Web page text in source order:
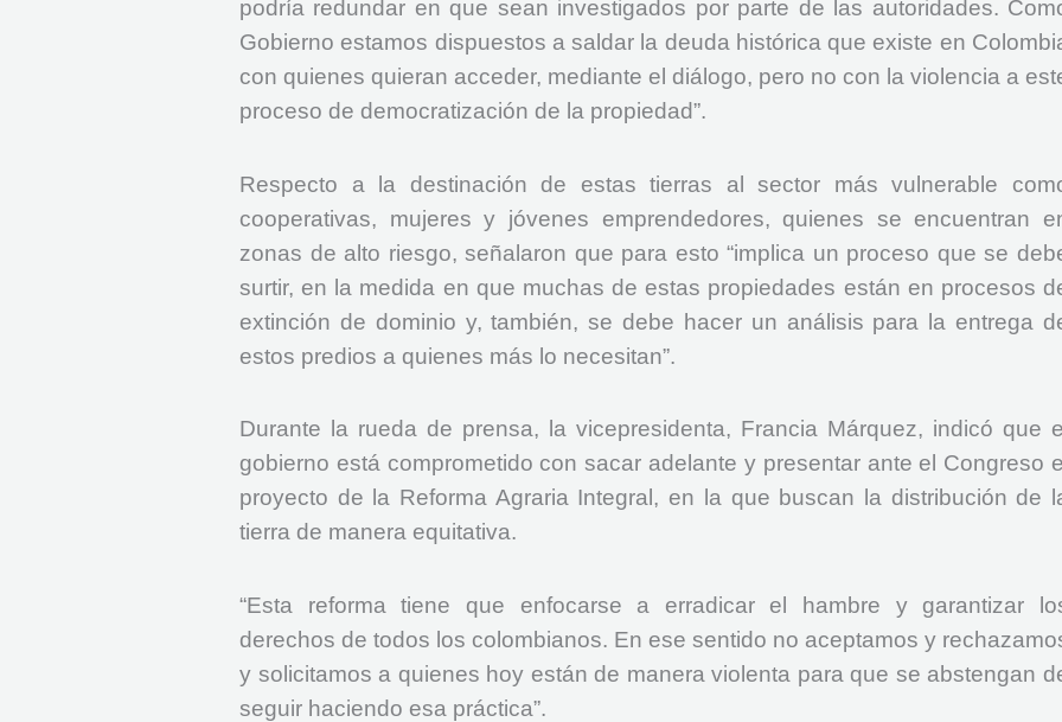
podría redundar en que sean investigados por parte de las autoridades.
Gobierno estamos dispuestos a saldar la deuda histórica que existe en
con quienes quieran acceder, mediante el diálogo, pero no con la violencia a
proceso de democratización de la propiedad”.
Respecto a la destinación de estas tierras al sector más vulnerable
cooperativas, mujeres y jóvenes emprendedores, quienes se encuentran
zonas de alto riesgo, señalaron que para esto “implica un proceso que se
surtir, en la medida en que muchas de estas propiedades están en procesos
extinción de dominio y, también, se debe hacer un análisis para la entrega
estos predios a quienes más lo necesitan”.
Durante la rueda de prensa, la vicepresidenta, Francia Márquez, indicó que el
gobierno está comprometido con sacar adelante y presentar ante el Congreso el
proyecto de la Reforma Agraria Integral, en la que buscan la distribución de
tierra de manera equitativa.
“Esta reforma tiene que enfocarse a erradicar el hambre y garantizar
derechos de todos los colombianos. En ese sentido no aceptamos y
y solicitamos a quienes hoy están de manera violenta para que se abstengan
seguir haciendo esa práctica”.